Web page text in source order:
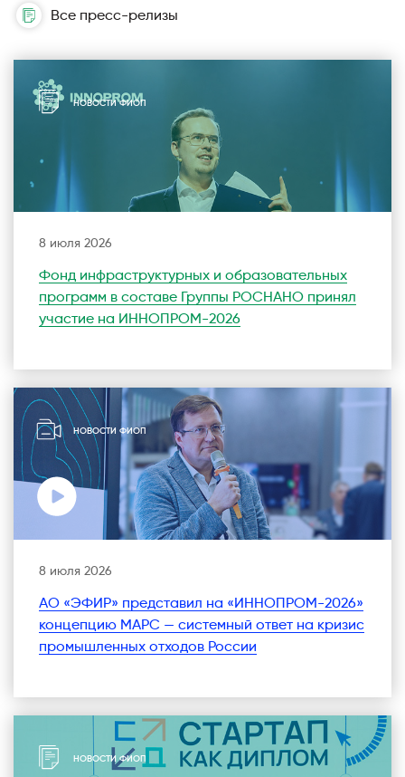
Все пресс-релизы
НОВОСТИ ФИОП
8 июля 2026
Фонд инфраструктурных и образовательных
программ в составе Группы РОСНАНО принял
участие на ИННОПРОМ-2026
НОВОСТИ ФИОП
8 июля 2026
АО «ЭФИР» представил на «ИННОПРОМ-2026»
концепцию МАРС — системный ответ на кризис
промышленных отходов России
НОВОСТИ ФИОП